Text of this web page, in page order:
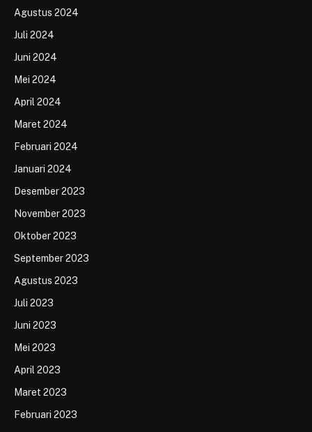
Agustus 2024
Juli 2024
Juni 2024
Mei 2024
April 2024
Maret 2024
Februari 2024
Januari 2024
Desember 2023
November 2023
Oktober 2023
September 2023
Agustus 2023
Juli 2023
Juni 2023
Mei 2023
April 2023
Maret 2023
Februari 2023